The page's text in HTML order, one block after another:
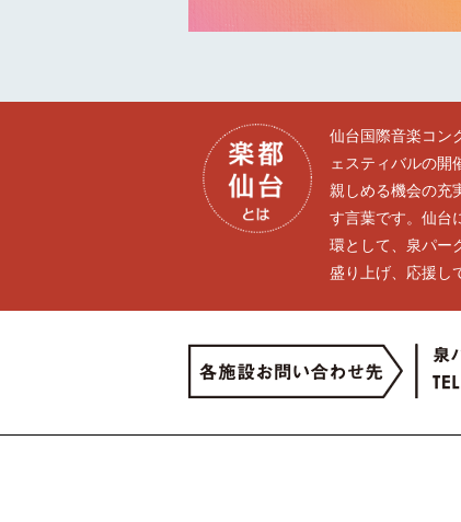
仙台国際音楽コン
ェスティバルの開
親しめる機会の充
す言葉です。仙台
環として、泉パー
盛り上げ、応援し